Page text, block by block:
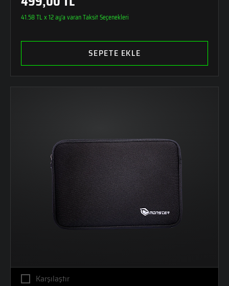
41.58 TL x 12 ay'a varan Taksit Seçenekleri
SEPETE EKLE
Karşılaştır